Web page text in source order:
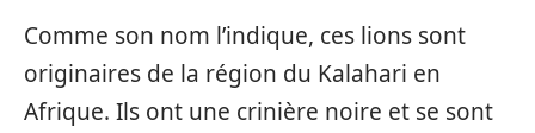
Comme son nom l’indique, ces lions sont
originaires de la région du Kalahari en
Afrique. Ils ont une crinière noire et se sont